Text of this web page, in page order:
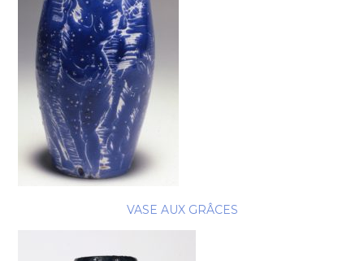
VASE AUX GRÂCES